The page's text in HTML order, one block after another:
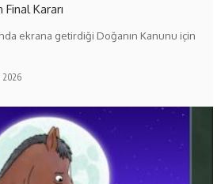
Final Kararı
ekrana getirdiği Doğanın Kanunu için
2026